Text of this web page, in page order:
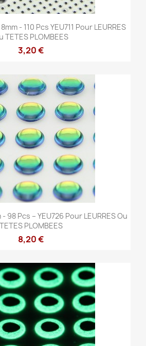
- 110 Pcs YEU711 Pour LEURRES
TETES PLOMBEES
3,20 €
98 Pcs – YEU726 Pour LEURRES Ou
TETES PLOMBEES
8,20 €